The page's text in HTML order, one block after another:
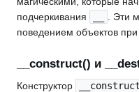
подчеркивания
. Эти
поведением объектов
__construct() и
Конструктор